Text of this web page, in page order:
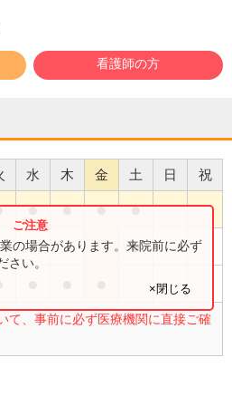
看護師の方
水 木 金 土 日 祝
● ● ● ●
●
て、事前に必ず医療機関に直接ご確
の場合があります。来院前に必ず
さい。
×閉じる